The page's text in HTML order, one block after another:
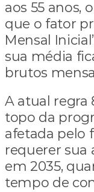
aos 55 anos,
que o fator
Mensal
sua média
brutos
A atual regra
topo da
afetada pelo
requerer
em 2035,
tempo de